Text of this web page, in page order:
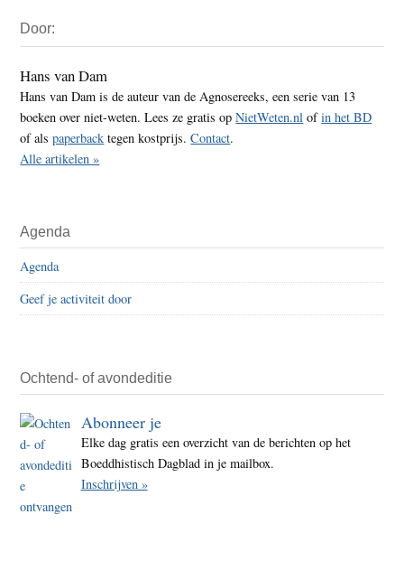
Sidebar
Door:
Hans van Dam
Hans van Dam is de auteur van de Agnosereeks, een serie van 13
boeken over niet-weten. Lees ze gratis opNietWeten.nl ofin het BD
of alspaperback tegen kostprijs.Contact.
Alle artikelen »
Agenda
Agenda
Geef je activiteit door
Ochtend- of avondeditie
Abonneer je
Elke dag gratis een overzicht van de berichten op het
Boeddhistisch Dagblad in je mailbox.
Inschrijven »